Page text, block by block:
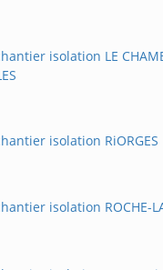
isolation LE
isolation RiORGES
isolation ROCHE-